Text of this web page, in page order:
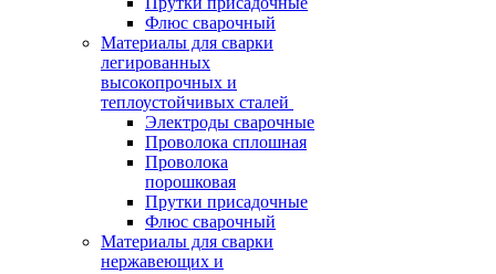
Флюс сварочный
Материалы для сварки
легированных
высокопрочных и
теплоустойчивых сталей
Электроды сварочные
Проволока сплошная
Проволока
порошковая
Прутки присадочные
Флюс сварочный
Материалы для сварки
нержавеющих и